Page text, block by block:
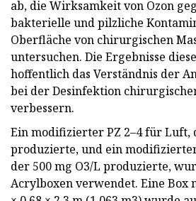
ab, die Wirksamkeit von Ozon
bakterielle und pilzliche
Oberfläche von chirurgischen
untersuchen. Die Ergebnisse
hoffentlich das Verständnis der
bei der Desinfektion
verbessern.
Ein modifizierter PZ 2–4 für Luft,
produzierte, und ein
der 500 mg O3/L produzierte,
Acrylboxen verwendet. Eine Box